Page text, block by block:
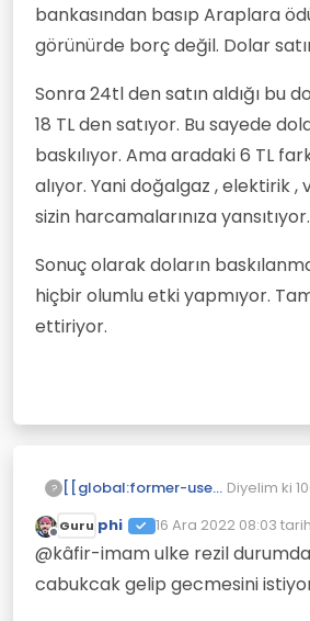
bankasından basıp Araplara
görünürde borç değil. Dolar
Sonra 24tl den satın aldığı bu
18 TL den satıyor. Bu sayede
baskılıyor. Ama aradaki 6 TL
alıyor. Yani doğalgaz , elektirik
sizin harcamalarınıza yansıtıyor.
Sonuç olarak doların
hiçbir olumlu etki yapmıyor.
ettiriyor.
? [[global:former-user]] Diyelim ki
Geçen yıl
ve parayı bir
Aynı
bir yıldaki
Çevrimdışı
Guru phi 16 Ara 2022 08:03
Son düzenleyen:
@kâfir-imam ulke rezil
cabukcak gelip gecmesini